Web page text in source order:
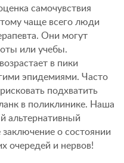
самочувствия
чаще всего люди
Они могут
или учебы.
в пики
эпидемиями. Часто
подхватить
в поликлинике. Наша
альтернативный
о состоянии
очередей и нервов!